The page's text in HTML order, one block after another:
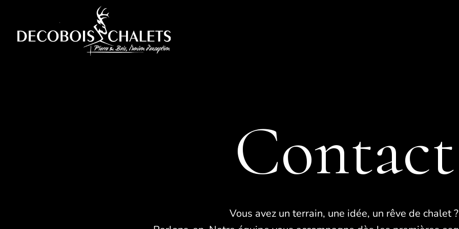
Contact
Vous avez un terrain, une idée, un rêve de chalet ?